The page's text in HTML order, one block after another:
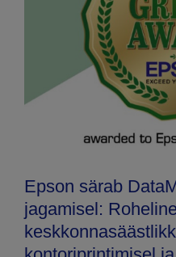
Epson särab
jagamisel: